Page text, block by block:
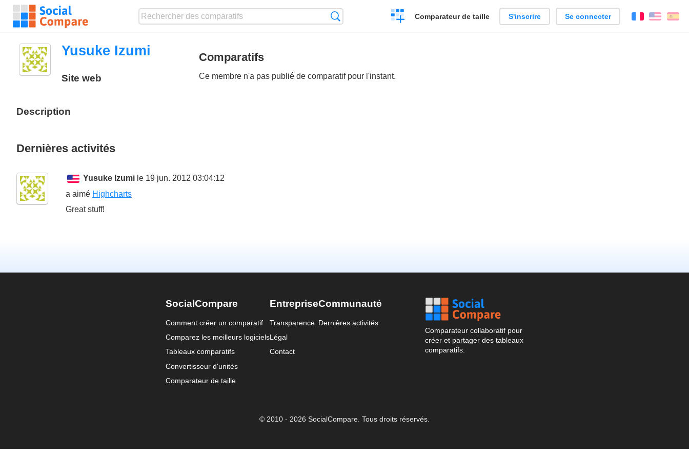
Créer
un
Comparateur de taille S'inscrire Se connecter FrançaisEnglish
Yusuke Izumi
Site web
Description
Comparatifs
Ce membre n'a pas publié de comparatif pour l'instant.
Dernières activités
Yusuke Izumi le 19 jun. 2012 03:04:12
a aimé Highcharts
Great stuff!
SocialCompare
Comment créer un comparatif
Comparez les meilleurs logiciels
Tableaux comparatifs
Convertisseur d'unités
Comparateur de taille
Entreprise
Transparence
Légal
Contact
Communauté
Dernières activités
Comparateur collaboratif pour
créer et partager des tableaux
comparatifs.
© 2010 - 2026 SocialCompare. Tous droits réservés.